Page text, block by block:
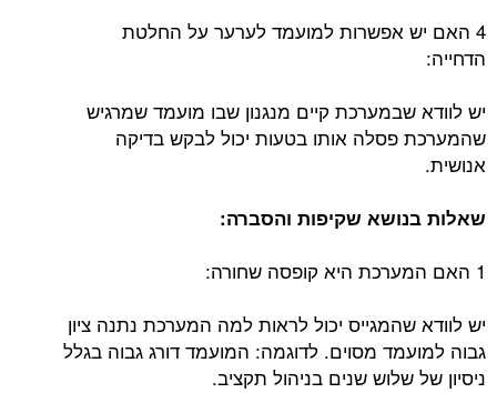
4 האם יש אפשרות למועמד לערער על החלטת
הדחייה:
יש לוודא שבמערכת קיים מנגנון שבו מועמד שמרגיש
שהמערכת פסלה אותו בטעות יכול לבקש בדיקה
אנושית.
שאלות בנושא שקיפות והסברה:
1 האם המערכת היא קופסה שחורה:
יש לוודא שהמגייס יכול לראות למה המערכת נתנה ציון
גבוה למועמד מסוים. לדוגמה: המועמד דורג גבוה בגלל
ניסיון של שלוש שנים בניהול תקציב.